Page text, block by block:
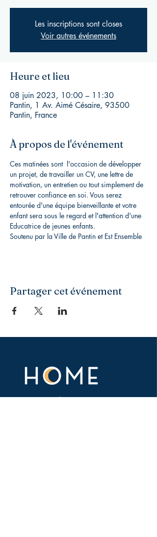
Les inscriptions sont closes
Voir autres événements
Heure et lieu
08 juin 2023, 10:00 – 11:30
Pantin, 1 Av. Aimé Césaire, 93500
Pantin, France
À propos de l'événement
Ces matinées sont  l'occasion de développer
un projet, de travailler un CV, une lettre de
motivation, un entretien ou tout simplement de
retrouver confiance en soi. Vous serez
entourée d'une équipe bienveillante et votre
enfant sera sous le regard et l'attention d'une
Educatrice de jeunes enfants.
Soutenu par la Ville de Pantin et Est Ensemble
Partager cet événement
Association loi 1901